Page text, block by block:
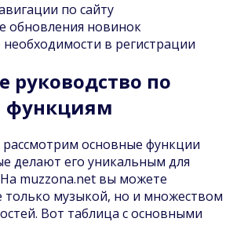
по сайту
обновления новинок
необходимости в регистрации
руководство по
функциям
основные функции
делают его уникальным для
muzzona.net вы можете
только музыкой, но и множеством
Вот таблица с основными